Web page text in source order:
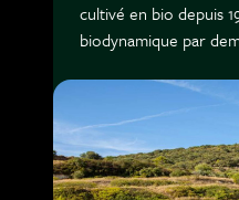
cultivé en bio depuis
biodynamique par